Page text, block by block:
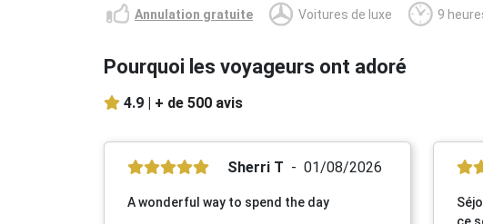
Annulation gratuite Voitures de luxe 9
Pourquoi les voyageurs ont adoré
4.9 | + de 500 avis
Sherri T 01/08/2026
A wonderful way to spend the day